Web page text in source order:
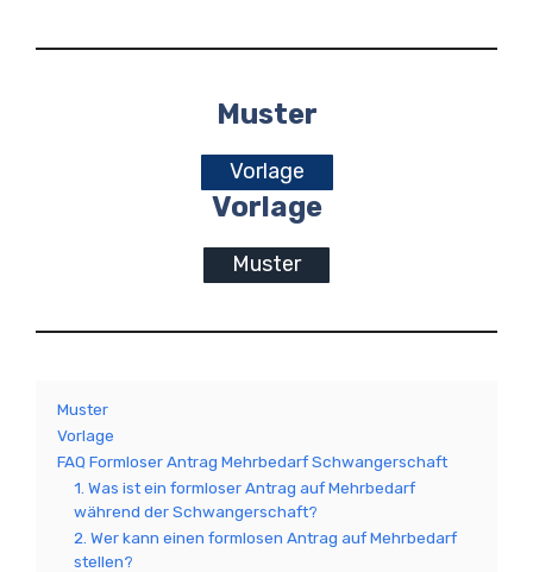
Muster
Vorlage
Vorlage
Muster
Muster
Vorlage
FAQ Formloser Antrag Mehrbedarf Schwangerschaft
1. Was ist ein formloser Antrag auf Mehrbedarf
während der Schwangerschaft?
2. Wer kann einen formlosen Antrag auf Mehrbedarf
stellen?